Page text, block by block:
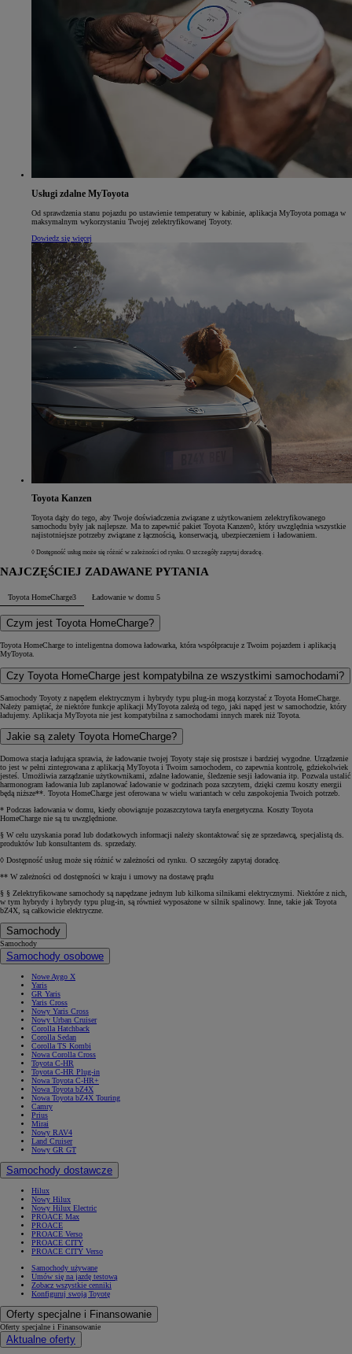
Usługi zdalne MyToyota
Od sprawdzenia stanu pojazdu po ustawienie temperatury w kabinie, aplikacja MyToyota pomaga w
maksymalnym wykorzystaniu Twojej zelektryfikowanej Toyoty.
Dowiedz się więcej
Toyota Kanzen
Toyota dąży do tego, aby Twoje doświadczenia związane z użytkowaniem zelektryfikowanego
samochodu były jak najlepsze. Ma to zapewnić pakiet Toyota Kanzen◊, który uwzględnia wszystkie
najistotniejsze potrzeby związane z łącznością, konserwacją, ubezpieczeniem i ładowaniem.
◊ Dostępność usług może się różnić w zależności od rynku. O szczegóły zapytaj doradcę.
NAJCZĘŚCIEJ ZADAWANE PYTANIA
Toyota HomeCharge3 Ładowanie w domu 5
Czym jest Toyota HomeCharge?
Toyota HomeCharge to inteligentna domowa ładowarka, która współpracuje z Twoim pojazdem i aplikacją
MyToyota.
Czy Toyota HomeCharge jest kompatybilna ze wszystkimi samochodami?
Samochody Toyoty z napędem elektrycznym i hybrydy typu plug-in mogą korzystać z Toyota HomeCharge.
Należy pamiętać, że niektóre funkcje aplikacji MyToyota zależą od tego, jaki napęd jest w samochodzie, który
ładujemy. Aplikacja MyToyota nie jest kompatybilna z samochodami innych marek niż Toyota.
Jakie są zalety Toyota HomeCharge?
Domowa stacja ładująca sprawia, że ładowanie twojej Toyoty staje się prostsze i bardziej wygodne. Urządzenie
to jest w pełni zintegrowana z aplikacją MyToyota i Twoim samochodem, co zapewnia kontrolę, gdziekolwiek
jesteś. Umożliwia zarządzanie użytkownikami, zdalne ładowanie, śledzenie sesji ładowania itp. Pozwala ustalić
harmonogram ładowania lub zaplanować ładowanie w godzinach poza szczytem, dzięki czemu koszty energii
będą niższe**. Toyota HomeCharge jest oferowana w wielu wariantach w celu zaspokojenia Twoich potrzeb.
* Podczas ładowania w domu, kiedy obowiązuje pozaszczytowa taryfa energetyczna. Koszty Toyota
HomeCharge nie są tu uwzględnione.
§ W celu uzyskania porad lub dodatkowych informacji należy skontaktować się ze sprzedawcą, specjalistą ds.
produktów lub konsultantem ds. sprzedaży.
◊ Dostępność usług może się różnić w zależności od rynku. O szczegóły zapytaj doradcę.
** W zależności od dostępności w kraju i umowy na dostawę prądu
§ § Zelektryfikowane samochody są napędzane jednym lub kilkoma silnikami elektrycznymi. Niektóre z nich,
w tym hybrydy i hybrydy typu plug-in, są również wyposażone w silnik spalinowy. Inne, takie jak Toyota
bZ4X, są całkowicie elektryczne.
Samochody
Samochody
Samochody osobowe
Nowe Aygo X
Yaris
GR Yaris
Yaris Cross
Nowy Yaris Cross
Nowy Urban Cruiser
Corolla Hatchback
Corolla Sedan
Corolla TS Kombi
Nowa Corolla Cross
Toyota C-HR
Toyota C-HR Plug-in
Nowa Toyota C-HR+
Nowa Toyota bZ4X
Nowa Toyota bZ4X Touring
Camry
Prius
Mirai
Nowy RAV4
Land Cruiser
Nowy GR GT
Samochody dostawcze
Hilux
Nowy Hilux
Nowy Hilux Electric
PROACE Max
PROACE
PROACE Verso
PROACE CITY
PROACE CITY Verso
Samochody używane
Umów się na jazdę testową
Zobacz wszystkie cenniki
Konfiguruj swoją Toyotę
Oferty specjalne i Finansowanie
Oferty specjalne i Finansowanie
Aktualne oferty